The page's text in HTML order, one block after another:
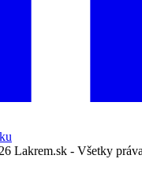
Lakrem.sk - Všetky